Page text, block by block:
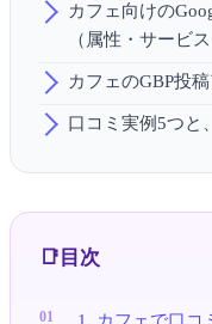
カフェ向けの
（属性・サービス
カフェのGBP投
口コミ実例5つと
目次